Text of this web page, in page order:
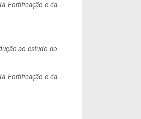
Fortificação e da
ao estudo do
Fortificação e da